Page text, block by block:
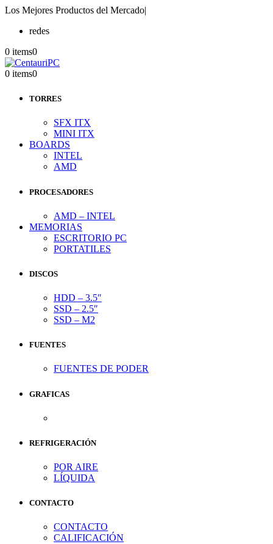
Los Mejores Productos del Mercado|
redes
0 items0
0 items0
TORRES
SFX ITX
MINI ITX
BOARDS
INTEL
AMD
PROCESADORES
AMD – INTEL
MEMORIAS
ESCRITORIO PC
PORTATILES
DISCOS
HDD – 3.5″
SSD – 2.5″
SSD – M2
FUENTES
FUENTES DE PODER
GRAFICAS
REFRIGERACIÓN
POR AIRE
LÍQUIDA
CONTACTO
CONTACTO
CALIFICACIÓN